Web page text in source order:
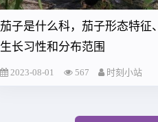
茄子是什么科，茄子形态特征、
生长习性和分布范围
2023-08-01 567 时刻小站